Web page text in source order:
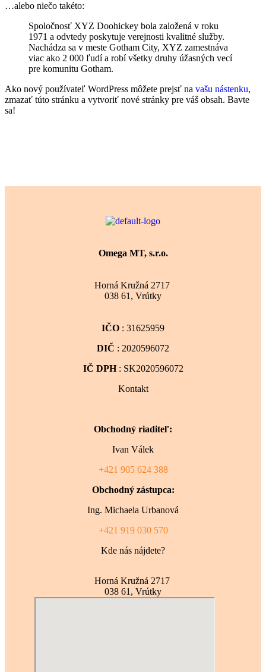
…alebo niečo takéto:
Spoločnosť XYZ Doohickey bola založená v roku
1971 a odvtedy poskytuje verejnosti kvalitné služby.
Nachádza sa v meste Gotham City, XYZ zamestnáva
viac ako 2 000 ľudí a robí všetky druhy úžasných vecí
pre komunitu Gotham.
Ako nový používateľ WordPress môžete prejsť na vašu nástenku,
zmazať túto stránku a vytvoriť nové stránky pre váš obsah. Bavte
sa!
Omega MT, s.r.o.
Horná Kružná 2717
038 61, Vrútky
IČO : 31625959
DIČ : 2020596072
IČ DPH : SK2020596072
Kontakt
Obchodný riaditeľ:
Ivan Válek
+421 905 624 388
Obchodný zástupca:
Ing. Michaela Urbanová
+421 919 030 570
Kde nás nájdete?
Horná Kružná 2717
038 61, Vrútky